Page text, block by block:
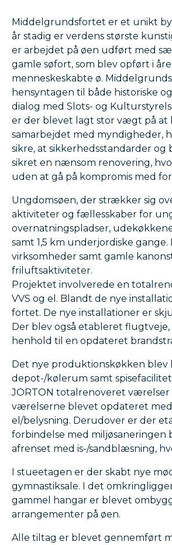
Middelgrundsfortet er et unikt
år stadig er verdens største
er arbejdet på øen udført med
gamle søfort, som blev opført i
menneskeskabte ø.
hensyntagen til både historiske
dialog med Slots- og
er der blevet lagt stor vægt på at
samarbejdet med myndigheder,
sikre, at sikkerhedsstandarder
sikret en nænsom renovering,
uden at gå på kompromis med
Ungdomsøen, der strækker sig
aktiviteter og fællesskaber for
overnatningspladser,
samt 1,5 km underjordiske
virksomheder samt gamle
friluftsaktiviteter.
Projektet involverede en
VVS og el. Blandt de nye
fortet. De nye installationer er
Der blev også etableret
henhold til en opdateret
Det nye produktionskøkken
depot-/kølerum samt
JORTON totalrenoveret
værelserne blevet opdateret med
el/belysning. Derudover er der
forbindelse med
afrenset med is-/sandblæsning,
I stueetagen er der skabt nye
gymnastiksale. I det
gammel hangar er blevet
arrangementer på øen.
Alle tiltag er blevet gennemført